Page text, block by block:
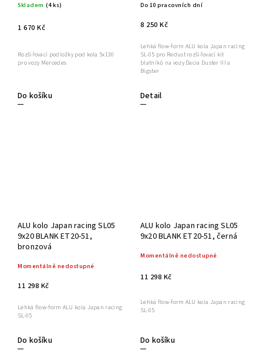
Skladem (4 ks)
1 670 Kč
Do košíku
Rozšiřovací podložky pod kola 5x130
pro vozy Mercedes
Do 10 pracovních dní
8 250 Kč
Detail
Lehká flow-form ALU kola Japan racing
SL-05 pro Redust rozšiřovací kit
blatníků na vozy Dacia Duster III a
Bigster
ALU kolo Japan racing SL05
9x20 BLANK ET20-51,
bronzová
Momentálně nedostupné
11 298 Kč
Do košíku
Lehká flow-form ALU kola Japan racing
SL-05
ALU kolo Japan racing SL05
9x20 BLANK ET20-51, černá
Momentálně nedostupné
11 298 Kč
Do košíku
Lehká flow-form ALU kola Japan racing
SL-05